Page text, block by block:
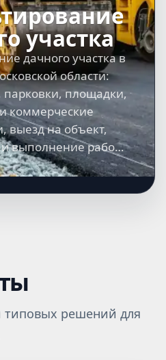
участка
дачного участка в
области:
парковки, площадки,
коммерческие
выезд на объект,
выполнение работ
ключ.
решений для